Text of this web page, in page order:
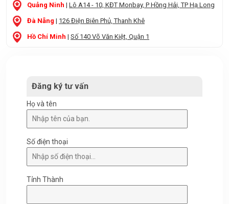
Quảng Ninh | Lô A14 - 10, KĐT Monbay, P Hồng Hải, TP Hạ Long
Đà Nẵng | 126 Điện Biên Phủ, Thanh Khê
Hồ Chí Minh | Số 140 Võ Văn Kiệt, Quận 1
Đăng ký tư vấn
Họ và tên
Số điện thoại
Tỉnh Thành